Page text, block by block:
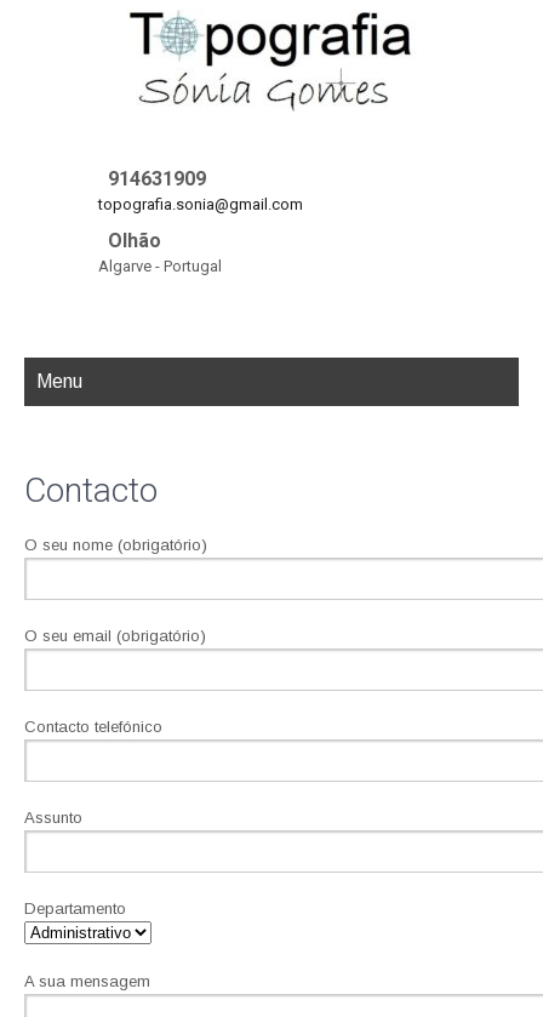
914631909
topografia.sonia@gmail.com
Olhão
Algarve - Portugal
Menu
Contacto
O seu nome (obrigatório)
O seu email (obrigatório)
Contacto telefónico
Assunto
Departamento
A sua mensagem